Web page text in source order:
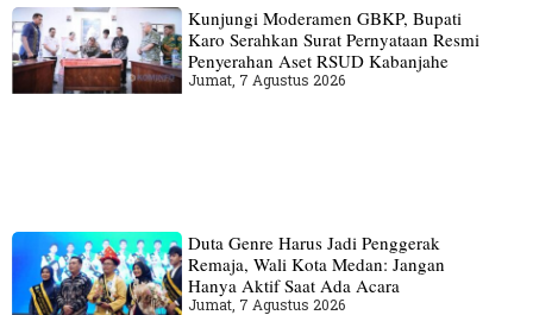
Kunjungi Moderamen GBKP, Bupati
Karo Serahkan Surat Pernyataan Resmi
Penyerahan Aset RSUD Kabanjahe
Jumat, 7 Agustus 2026
Duta Genre Harus Jadi Penggerak
Remaja, Wali Kota Medan: Jangan
Hanya Aktif Saat Ada Acara
Jumat, 7 Agustus 2026